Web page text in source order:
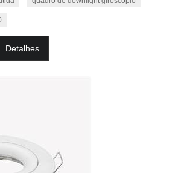
Detalhes